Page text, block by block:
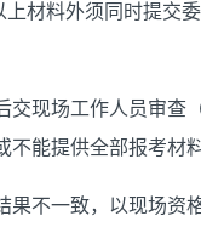
材料外须同时提交
交现场工作人员审查
不能提供全部报考材
果不一致，以现场资